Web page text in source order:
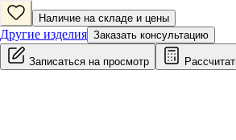
Наличие на складе и цены
Другие изделия Заказать консультацию
Записаться на просмотр